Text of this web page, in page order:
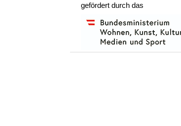
gefördert durch das